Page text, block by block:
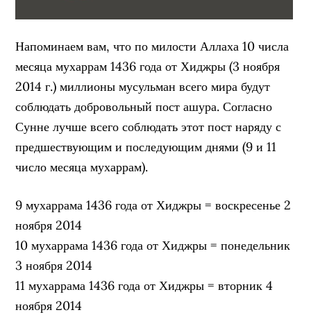
Напоминаем вам, что по милости Аллаха 10 числа
месяца мухаррам 1436 года от Хиджры (3 ноября
2014 г.) миллионы мусульман всего мира будут
соблюдать добровольный пост ашура. Согласно
Сунне лучше всего соблюдать этот пост наряду с
предшествующим и последующим днями (9 и 11
число месяца мухаррам).
9 мухаррама 1436 года от Хиджры = воскресенье 2
ноября 2014
10 мухаррама 1436 года от Хиджры = понедельник
3 ноября 2014
11 мухаррама 1436 года от Хиджры = вторник 4
ноября 2014